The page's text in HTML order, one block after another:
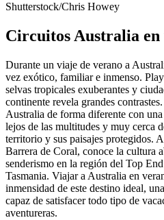
Shutterstock/Chris Howey
Circuitos Australia en
Durante un viaje de verano a
vez exótico, familiar e inmenso.
selvas tropicales exuberantes y
continente revela grandes
Australia de forma diferente con
lejos de las multitudes y muy cerca
territorio y sus paisajes protegidos.
Barrera de Coral, conoce la cultura
senderismo en la región del Top
Tasmania. Viajar a Australia en
inmensidad de este destino ideal,
capaz de satisfacer todo tipo de
aventureras.